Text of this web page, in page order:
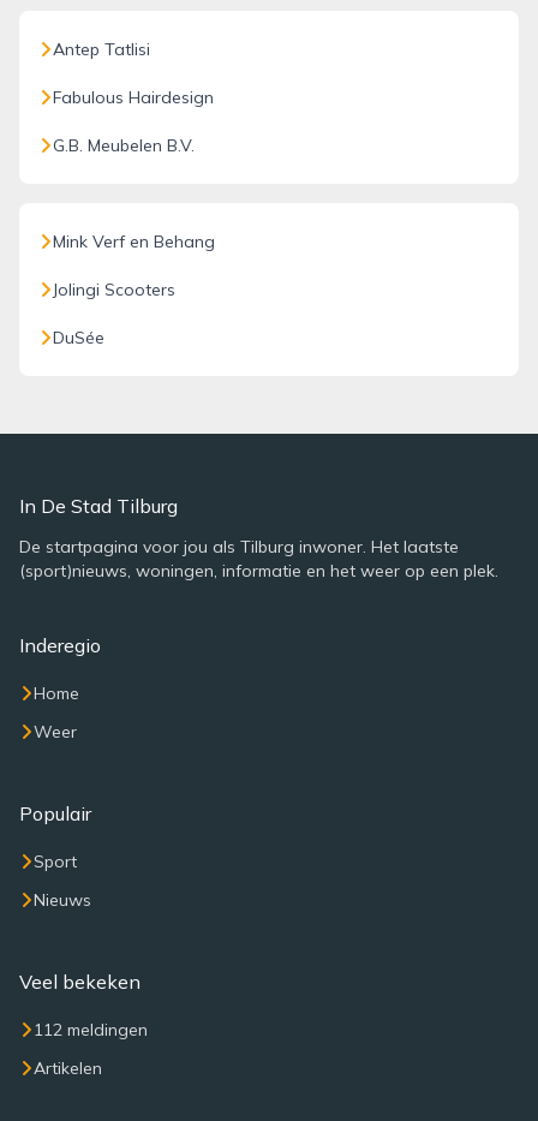
Antep Tatlisi
Fabulous Hairdesign
G.B. Meubelen B.V.
Mink Verf en Behang
Jolingi Scooters
DuSée
In De Stad Tilburg
De startpagina voor jou als Tilburg inwoner. Het laatste
(sport)nieuws, woningen, informatie en het weer op een plek.
Inderegio
Home
Weer
Populair
Sport
Nieuws
Veel bekeken
112 meldingen
Artikelen